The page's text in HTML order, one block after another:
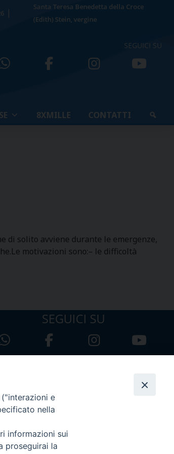
Santa Teresa Benedetta della Croce
(Edith) Stein, vergine
SEGUICI SU
8XMILLE CONTATTI
di solito avviene durante le emergenze,
motivazioni sono:– le difficoltà
SEGUICI SU
e
nella
informazioni sui
proseguirai la